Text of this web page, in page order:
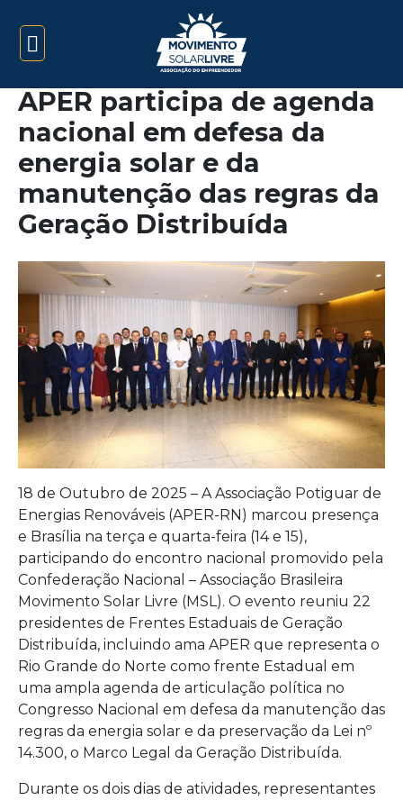
APER participa de agenda
nacional em defesa da
energia solar e da
manutenção das regras da
Geração Distribuída
18 de Outubro de 2025 – A Associação Potiguar de
Energias Renováveis (APER-RN) marcou presença
e Brasília na terça e quarta-feira (14 e 15),
participando do encontro nacional promovido pela
Confederação Nacional – Associação Brasileira
Movimento Solar Livre (MSL). O evento reuniu 22
presidentes de Frentes Estaduais de Geração
Distribuída, incluindo ama APER que representa o
Rio Grande do Norte como frente Estadual em
uma ampla agenda de articulação política no
Congresso Nacional em defesa da manutenção das
regras da energia solar e da preservação da Lei nº
14.300, o Marco Legal da Geração Distribuída.
Durante os dois dias de atividades, representantes